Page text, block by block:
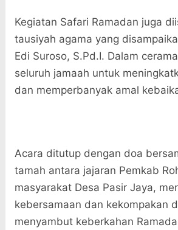
Kegiatan Safari Ramadan juga
tausiyah agama yang
Edi Suroso, S.Pd.I. Dalam
seluruh jamaah untuk
dan memperbanyak amal
Acara ditutup dengan doa
tamah antara jajaran Pemkab
masyarakat Desa Pasir Jaya,
kebersamaan dan kekompakan
menyambut keberkahan